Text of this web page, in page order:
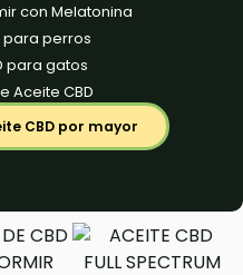
con Melatonina
para perros
para gatos
Aceite CBD
CBD por mayor